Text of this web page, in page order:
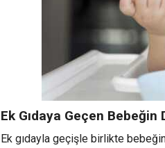
Ek Gıdaya Geçen Bebeğin
Ek gıdayla geçişle birlikte